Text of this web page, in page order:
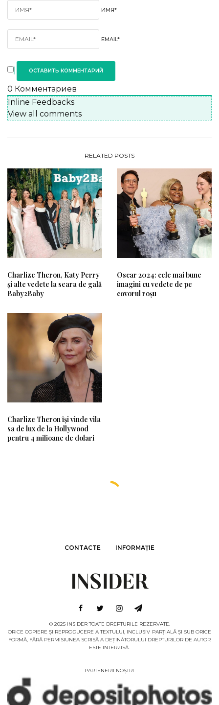
ИМЯ*
EMAIL*
0 Комментариев
Inline Feedbacks
View all comments
RELATED POSTS
Charlize Theron, Katy Perry
și alte vedete la seara de gală
Baby2Baby
Oscar 2024: cele mai bune
imagini cu vedete de pe
covorul roșu
Charlize Theron își vinde vila
sa de lux de la Hollywood
pentru 4 milioane de dolari
CONTACTE INFORMAȚIE
© 2025 INSIDER TOATE DREPTURILE REZERVATE.
ORICE COPIERE ȘI REPRODUCERE A TEXTULUI, INCLUSIV PARȚIALĂ ȘI SUB ORICE
FORMĂ, FĂRĂ PERMISIUNEA SCRISĂ A DEȚINĂTORULUI DREPTURILOR DE AUTOR
ESTE INTERZISĂ.
PARTENERII NOȘTRI